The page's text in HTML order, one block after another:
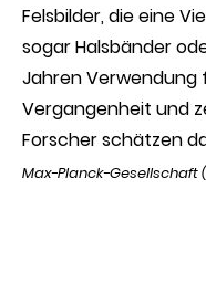
Felsbilder, die eine
sogar Halsbänder
Jahren Verwendung
Vergangenheit und
Forscher schätzen
Max-Planck-Gesellschaft